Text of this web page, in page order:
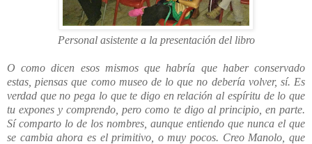
Personal asistente a la presentación del libro
O como dicen esos mismos que habría que haber conservado
estas, piensas que como museo de lo que no debería volver, sí. Es
verdad que no pega lo que te digo en relación al espíritu de lo que
tu expones y comprendo, pero como te digo al principio, en parte.
Sí comparto lo de los nombres, aunque entiendo que nunca el que
se cambia ahora es el primitivo, o muy pocos. Creo Manolo, que